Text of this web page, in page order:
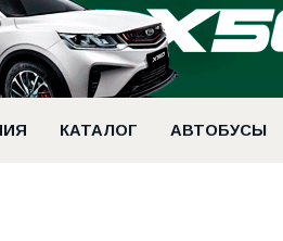
КАТАЛОГ АВТОБУСЫ